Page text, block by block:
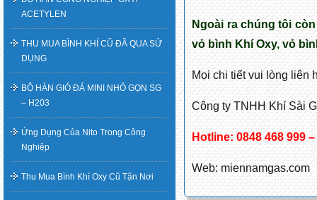
Ngoài ra chúng tôi
vỏ bình Khí Oxy, vỏ
Mọi chi tiết vui lòng liên
Công ty TNHH Khí Sài
Hotline: 0848 468 999
Web: miennamgas.com
ACETYLEN
THU MUA BÌNH KHÍ CŨ ĐÃ QUA SỬ
DỤNG
BỘ HÀN GIÓ ĐÁ MINI NHỎ GỌN SG
– H203
Ứng Dụng Của Nito Trong Công
Nghiệp
Thu Mua Bình Khí Oxy Cũ Tận Nơi